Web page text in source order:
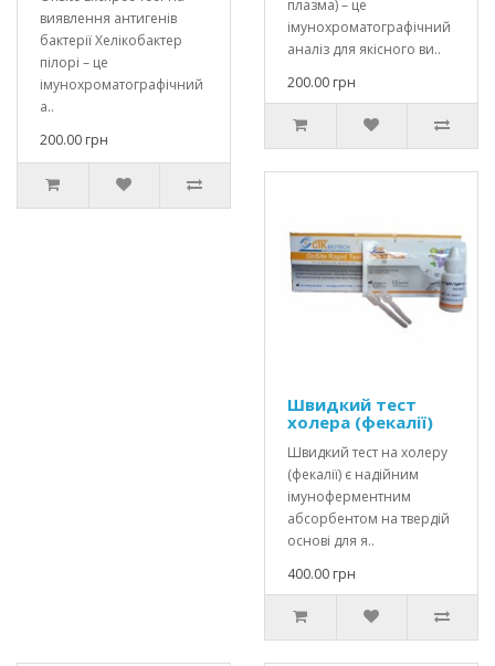
виявлення антигенів
бактерії Хелікобактер
пілорі – це
імунохроматографічний
а..
200.00 грн
плазма) – це
імунохроматографічний
аналіз для якісного ви..
200.00 грн
Швидкий тест
холера (фекалії)
Швидкий тест на холеру
(фекалії) є надійним
імуноферментним
абсорбентом на твердій
основі для я..
400.00 грн